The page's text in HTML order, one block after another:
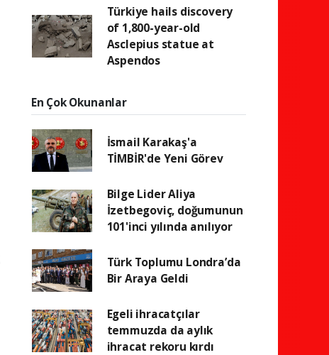
Türkiye hails discovery
of 1,800-year-old
Asclepius statue at
Aspendos
En Çok Okunanlar
İsmail Karakaş'a
TİMBİR'de Yeni Görev
Bilge Lider Aliya
İzetbegoviç, doğumunun
101'inci yılında anılıyor
Türk Toplumu Londra’da
Bir Araya Geldi
Egeli ihracatçılar
temmuzda da aylık
ihracat rekoru kırdı